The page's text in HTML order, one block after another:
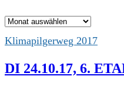
Archiv
Klimapilgerweg 2017
DI 24.10.17, 6.